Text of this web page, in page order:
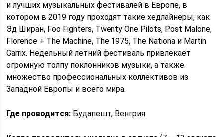
и лучших музыкальных фестивалей в Европе, в
котором в 2019 году проходят такие хедлайнеры, как
Эд Ширан, Foo Fighters, Twenty One Pilots, Post Malone,
Florence + The Machine, The 1975, The Nationa и Martin
Garrix. Недельный летний фестиваль привлекает
огромную толпу поклонников музыки, а также
множество профессиональных коллективов из
Западной Европы и всего мира.
Где проводится: Будапешт, Венгрия